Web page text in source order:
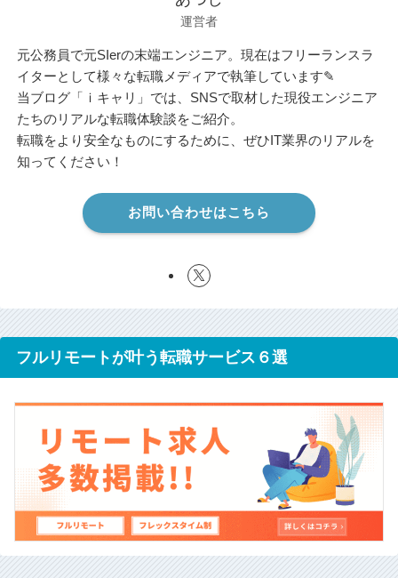
運営者
元公務員で元SIerの末端エンジニア。現在はフリーランスラ
イターとして様々な転職メディアで執筆しています✎
当ブログ「ｉキャリ」では、SNSで取材した現役エンジニア
たちのリアルな転職体験談をご紹介。
転職をより安全なものにするために、ぜひIT業界のリアルを
知ってください！
お問い合わせはこちら
フルリモートが叶う転職サービス６選